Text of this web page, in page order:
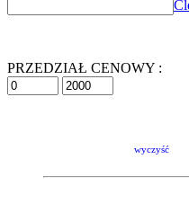
PRZEDZIAŁ CENOWY :
wyczyść